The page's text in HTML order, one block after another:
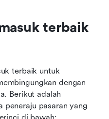
terbaik
terbaik untuk
dengan
Berikut adalah
peneraju pasaran yang
di bawah: